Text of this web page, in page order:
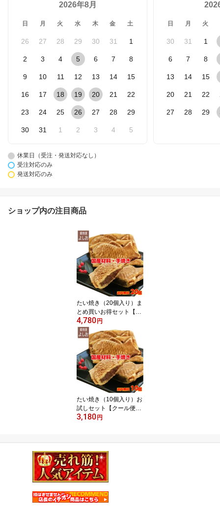
2026年8月
日 月 火 水 木 金 土
26 27 28 29 30 31 1
2 3 4 5 6 7 8
9 10 11 12 13 14 15
16 17 18 19 20 21 22
23 24 25 26 27 28 29
30 31 1 2 3 4 5
日 月 火
30 31 1
6 7 8
13 14 15
20 21 22
27 28 29
休業日（受注・発送対応なし）
受注対応のみ
発送対応のみ
ショップ内の注目商品
たい焼き（20個入り）ま
とめ買いお得セット【ク
ール便送料無料】【たい
焼き/たいやき お取り寄
せ】【宅配たい焼き 和菓
子 スイーツ】【母の日
父の日 敬老の日 ギフ
ト 手みやげ】【売れ
筋】【あんこ 大判焼
き】※送料無料（沖縄、
北海道を除く）
4,780円
たい焼き（10個入り）お
試しセット【クール便送
料無料】【たい焼き/たい
敬老の日 手みやげ ギ
フト】【激安】【売れ
筋】【あんこ 大判焼
き】※送料無料（沖縄、
3,180円